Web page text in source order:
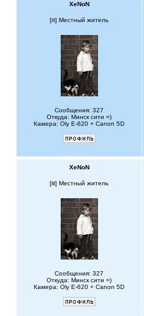
XeNoN
[ ] Местный житель
Сообщения: 327
Откуда: Минск сити =)
Камера: Oly E-620 + Canon 5D
XeNoN
[ ] Местный житель
Сообщения: 327
Откуда: Минск сити =)
Камера: Oly E-620 + Canon 5D